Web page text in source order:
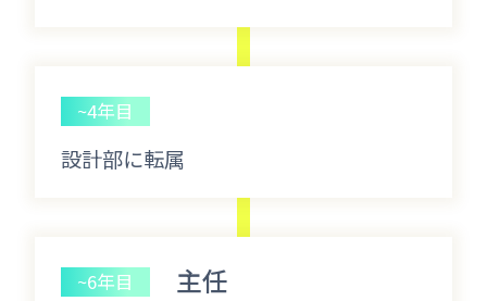
~4年目
設計部に転属
~6年目 主任